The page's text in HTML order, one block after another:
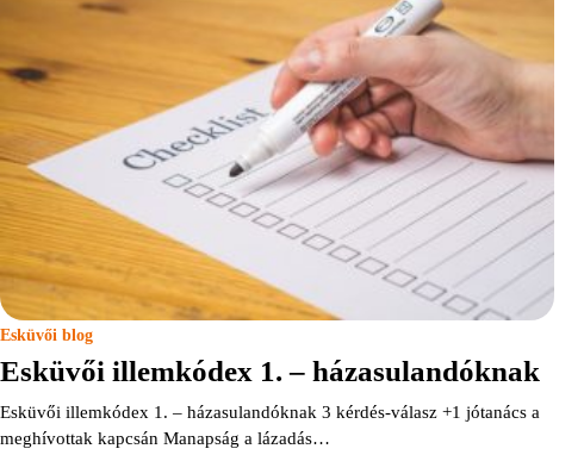
Esküvői blog
Esküvői illemkódex 1. – házasulandóknak
Esküvői illemkódex 1. – házasulandóknak 3 kérdés-válasz +1 jótanács a
meghívottak kapcsán Manapság a lázadás…